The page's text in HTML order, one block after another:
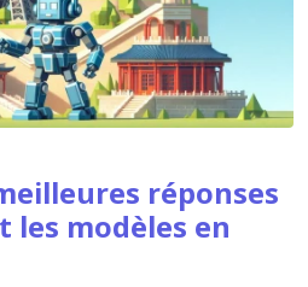
réponses
modèles en